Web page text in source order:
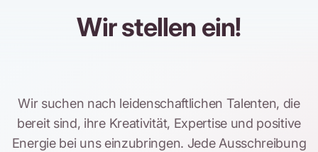
Wir stellen ein!
Wir suchen nach leidenschaftlichen Talenten, die
bereit sind, ihre Kreativität, Expertise und positive
Energie bei uns einzubringen. Jede Ausschreibung